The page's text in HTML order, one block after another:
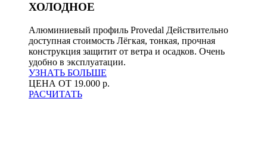
ХОЛОДНОЕ
Алюминиевый профиль Provedal Действительно
доступная стоимость Лёгкая, тонкая, прочная
конструкция защитит от ветра и осадков. Очень
удобно в эксплуатации.
УЗНАТЬ БОЛЬШЕ
ЦЕНА ОТ 19.000 р.
РАСЧИТАТЬ